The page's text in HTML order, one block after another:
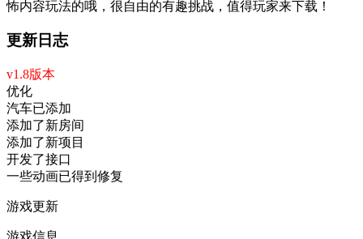
怖内容玩法的哦，很自由的有趣挑战，值得玩家来下载！
更新日志
v1.8版本
优化
汽车已添加
添加了新房间
添加了新项目
开发了接口
一些动画已得到修复
游戏更新
游戏信息